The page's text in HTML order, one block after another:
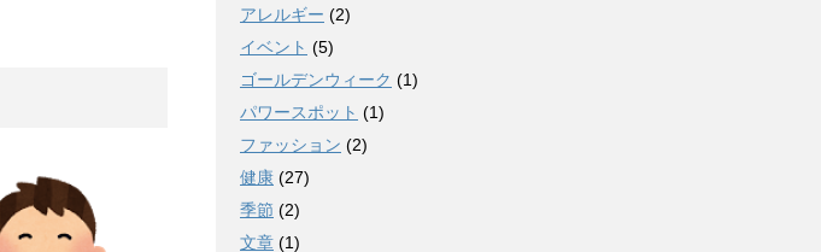
アレルギー (2)
イベント (5)
ゴールデンウィーク (1)
パワースポット (1)
ファッション (2)
健康 (27)
季節 (2)
文章 (1)